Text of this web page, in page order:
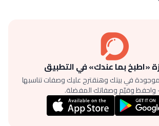
«اطبخ بما عندك» في التطبيق
في بيتك وهنقترح عليك وصفات تناسبها
وقيّم وصفاتك المفضلة.